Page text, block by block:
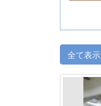
全て表示